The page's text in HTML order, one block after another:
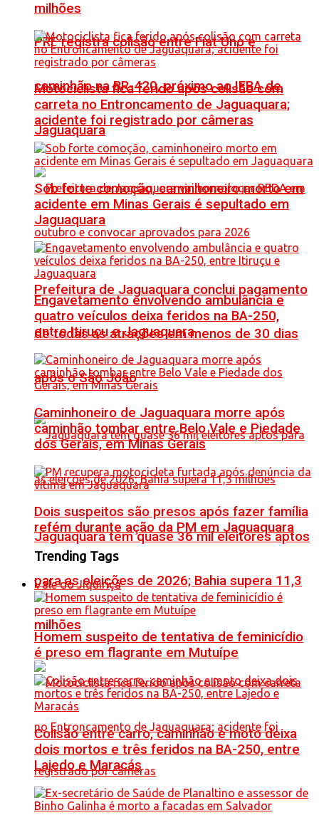
PRF registra colisão entre Fiat Uno e
caminhão na BR-420, próximo ao IFBA de
Jaguaquara
Prefeitura de Jaguaquara conclui pagamento
de todas as atrações em menos de 30 dias
após o São João
Jaguaquara tem quase 36 mil eleitores aptos
para as eleições de 2026; Bahia supera 11,3
milhões
milhões
Motociclista fica ferido após colisão com
carreta no Entroncamento de Jaguaquara;
acidente foi registrado por câmeras
Sob forte comoção, caminhoneiro morto em
acidente em Minas Gerais é sepultado em
Jaguaquara
Engavetamento envolvendo ambulância e
quatro veículos deixa feridos na BA-250,
entre Itiruçu e Jaguaquara
Caminhoneiro de Jaguaquara morre após
caminhão tombar entre Belo Vale e Piedade
dos Gerais, em Minas Gerais
Dois suspeitos são presos após fazer família
refém durante ação da PM em Jaguaquara
Trending Tags
Vale do Jiquiriçá
Homem suspeito de tentativa de feminicídio
é preso em flagrante em Mutuípe
Colisão entre carro, caminhão e moto deixa
dois mortos e três feridos na BA-250, entre
Lajedo e Maracás